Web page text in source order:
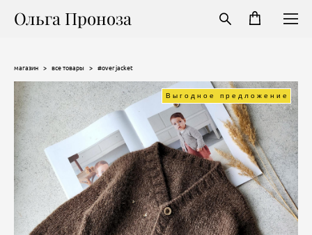
Ольга Проноза
магазин > все товары > #over jacket
Выгодное предложение